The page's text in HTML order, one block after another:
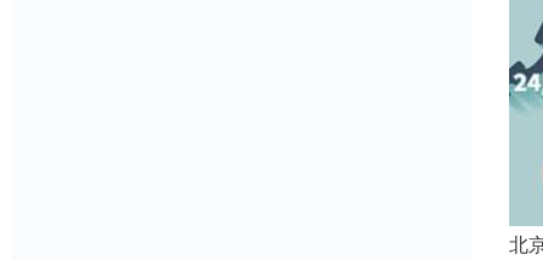
北